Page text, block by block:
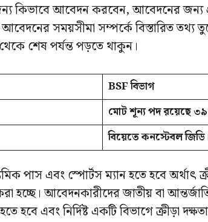
কিভাবে আবেদন করবেন, আবেদনের জন্য
সময়সীমা সম্পর্কে বিস্তারিত তথ্য
শেষ পর্যন্ত পড়তে থাকুন।
BSF বিভাগ
মোট শূন্য পদ রয়েছে
বিয়েতে কনস্টেবল
পাস এবং স্পোর্টস ম্যান হতে হবে অর্থাৎ
হচ্ছে। আবেদনকারীদের জাতীয় বা
এবং নির্দিষ্ট একটি বিভাগে ক্রীড়া